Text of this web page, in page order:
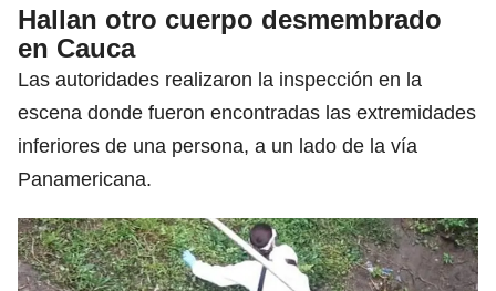
Hallan otro cuerpo desmembrado
en Cauca
Las autoridades realizaron la inspección en la
escena donde fueron encontradas las extremidades
inferiores de una persona, a un lado de la vía
Panamericana.